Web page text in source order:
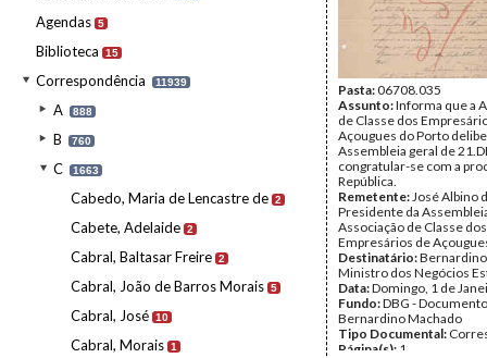
Agendas 5
Biblioteca 15
Correspondência 11939
A 888
B 760
C 1663
Cabedo, Maria de Lencastre de 2
Cabete, Adelaide 2
Cabral, Baltasar Freire 2
Cabral, João de Barros Morais 5
Cabral, José 10
Cabral, Morais 1
Pasta:06708.035
Assunto:Informa que a
de Classe dos
Açougues do Porto
Assembleia geral de
congratular-se com a
República.
Remetente:José Albino
Presidente da
Associação de Classe dos
Empresários de
Destinatário:
Ministro dos Negócios
Data:Domingo, 1 de
Fundo:DBG -
Bernardino Machado
Tipo Documental:
Página(s): 1